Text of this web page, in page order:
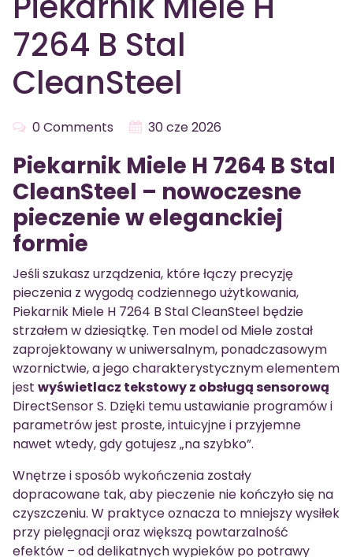
7264 B Stal
CleanSteel
0 Comments 30 cze 2026
Piekarnik Miele H 7264 B Stal
CleanSteel – nowoczesne
pieczenie w eleganckiej
formie
Jeśli szukasz urządzenia, które łączy precyzję
pieczenia z wygodą codziennego użytkowania,
Piekarnik Miele H 7264 B Stal CleanSteel będzie
strzałem w dziesiątkę. Ten model od Miele został
zaprojektowany w uniwersalnym, ponadczasowym
wzornictwie, a jego charakterystycznym elementem
jest wyświetlacz tekstowy z obsługą sensorową
DirectSensor S. Dzięki temu ustawianie programów i
parametrów jest proste, intuicyjne i przyjemne
nawet wtedy, gdy gotujesz „na szybko”.
Wnętrze i sposób wykończenia zostały
dopracowane tak, aby pieczenie nie kończyło się na
czyszczeniu. W praktyce oznacza to mniejszy wysiłek
przy pielęgnacji oraz większą powtarzalność
efektów – od delikatnych wypieków po potrawy